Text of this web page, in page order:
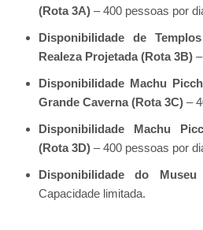
(Rota 3A)– 400 pessoas por
Disponibilidade de
Realeza Projetada (Rota 3B)–
Disponibilidade Machu
Grande Caverna (Rota 3C)–
Disponibilidade Machu
(Rota 3D)– 400 pessoas por
Disponibilidade do
Capacidade limitada.